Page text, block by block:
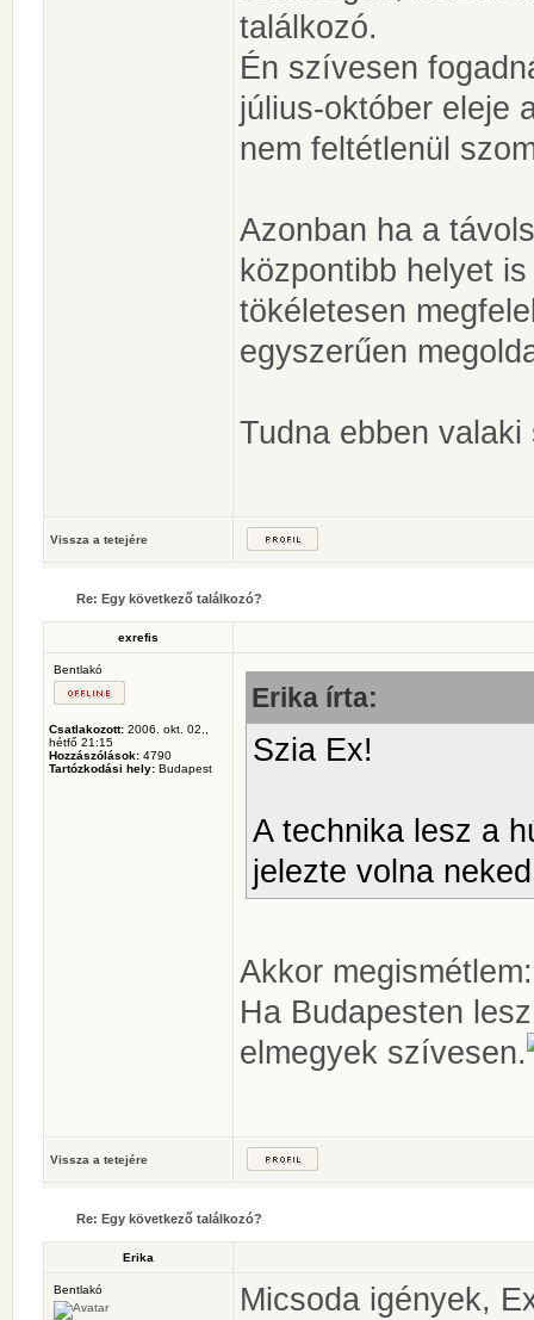
találkozó.
Én szívesen
július-október eleje
nem feltétlenül
Azonban ha a
központibb helyet
tökéletesen
egyszerűen
Tudna ebben valaki
Vissza a tetejére
Re: Egy következő találkozó?
exrefis
Bentlakó
Csatlakozott: 2006. okt. 02.,
hétfő 21:15
Hozzászólások: 4790
Tartózkodási hely: Budapest
Erika írta:
Szia Ex!
A technika lesz a
jelezte volna
Akkor megismétlem:
Ha Budapesten
elmegyek szívesen.
Vissza a tetejére
Re: Egy következő találkozó?
Erika
Bentlakó
Micsoda igények,